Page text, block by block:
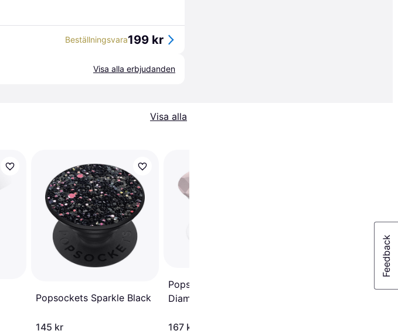
Beställningsvara199 kr
Visa alla erbjudanden
Visa alla
Popsockets Sparkle Black
145 kr
Popsockets Metallic
Diamond
167 kr